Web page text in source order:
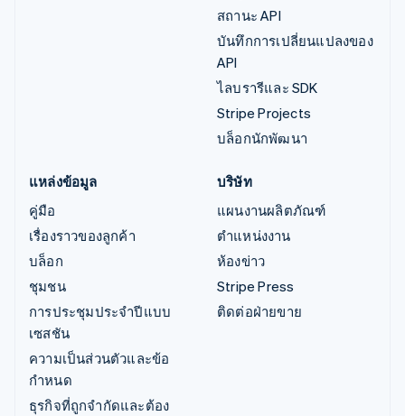
สถานะ API
บันทึกการเปลี่ยนแปลงของ
API
ไลบรารีและ SDK
Stripe Projects
บล็อกนักพัฒนา
แหล่งข้อมูล
คู่มือ
เรื่องราวของลูกค้า
บล็อก
ชุมชน
การประชุมประจำปีแบบ
เซสชัน
ความเป็นส่วนตัวและข้อ
กำหนด
ธุรกิจที่ถูกจำกัดและต้อง
บริษัท
แผนงานผลิตภัณฑ์
ตำแหน่งงาน
ห้องข่าว
Stripe Press
ติดต่อฝ่ายขาย